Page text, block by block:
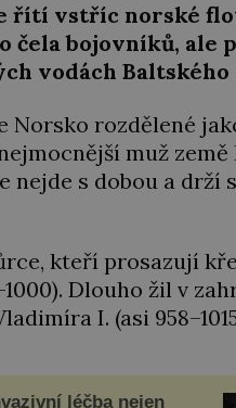
řítí vstříc norské
čela bojovníků, ale
vodách Baltského
Norsko rozdělené
muž země
nejde s dobou a drží
kteří prosazují
Dlouho žil v
I. (asi
léčba nejen